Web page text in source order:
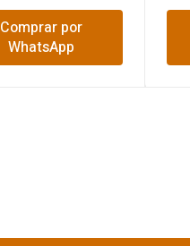
Comprar por
WhatsApp